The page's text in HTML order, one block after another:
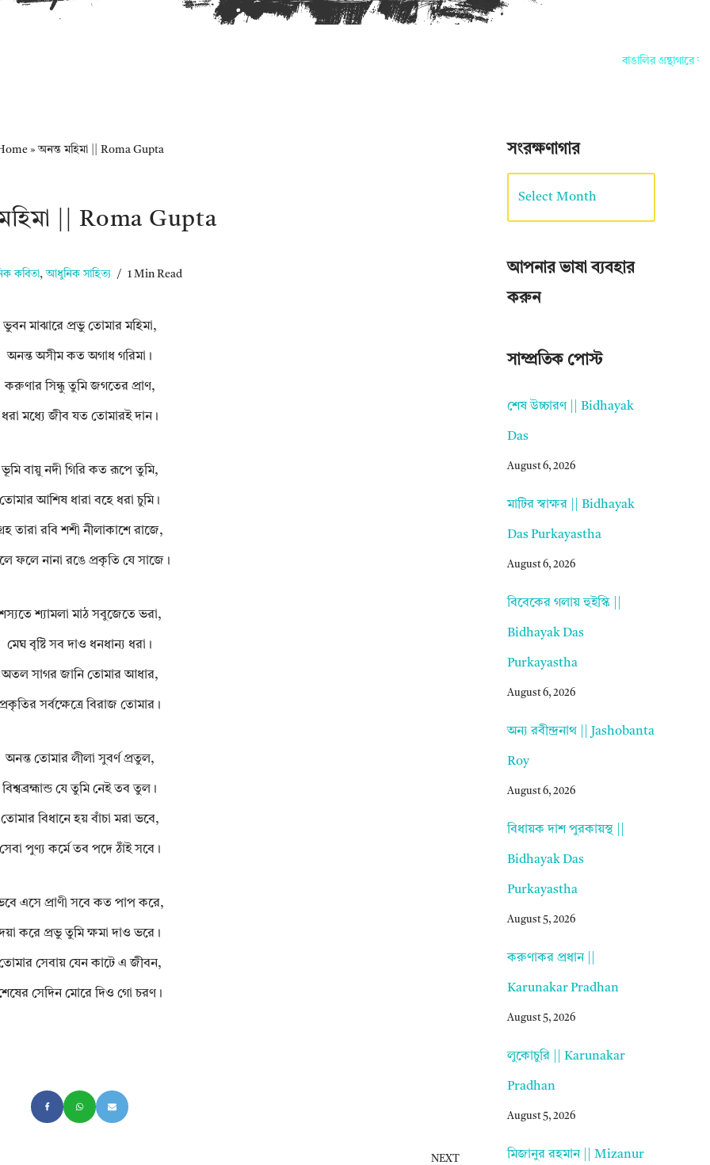
বাঙালির গ্রন্থাগারে
»অনন্ত মহিমা || Roma Gupta
|| Roma Gupta
কবিতা,আধুনিক সাহিত্য 1 Min Read
ভুবন মাঝারে প্রভু তোমার মহিমা,
অনন্ত অসীম কত অগাধ গরিমা।
করুণার সিন্ধু তুমি জগতের প্রাণ,
ধরা মধ্যে জীব যত তোমারই দান।
ভূমি বায়ু নদী গিরি কত রূপে তুমি,
তোমার আশিষ ধারা বহে ধরা চুমি।
তারা রবি শশী নীলাকাশে রাজে,
ফলে নানা রঙে প্রকৃতি যে সাজে।
শ্যামলা মাঠ সবুজেতে ভরা,
মেঘ বৃষ্টি সব দাও ধনধান্য ধরা।
অতল সাগর জানি তোমার আধার,
সর্বক্ষেত্রে বিরাজ তোমার।
অনন্ত তোমার লীলা সুবর্ণ প্রতুল,
বিশ্বব্রহ্মান্ড যে তুমি নেই তব তুল।
তোমার বিধানে হয় বাঁচা মরা ভবে,
পুণ্য কর্মে তব পদে ঠাঁই সবে।
এসে প্রাণী সবে কত পাপ করে,
করে প্রভু তুমি ক্ষমা দাও ভরে।
সেবায় যেন কাটে এ জীবন,
সেদিন মোরে দিও গো চরণ।
NEXT
সংরক্ষণাগার
আপনার ভাষা ব্যবহার
করুন
সাম্প্রতিক পোস্ট
শেষ উচ্চারণ || Bidhayak
Das
August 6, 2026
মাটির স্বাক্ষর || Bidhayak
Das Purkayastha
August 6, 2026
বিবেকের গলায় হুইস্কি ||
Bidhayak Das
Purkayastha
August 6, 2026
অন্য রবীন্দ্রনাথ || Jashobanta
Roy
August 6, 2026
বিধায়ক দাশ পুরকায়স্থ ||
Bidhayak Das
Purkayastha
August 5, 2026
করুণাকর প্রধান ||
Karunakar Pradhan
August 5, 2026
লুকোচুরি || Karunakar
Pradhan
August 5, 2026
মিজানুর রহমান || Mizanur